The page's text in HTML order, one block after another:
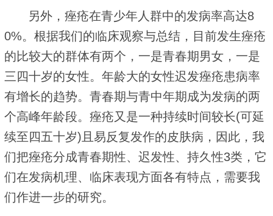
另外，痤疮在青少年人群中的发病率高达8
0%。根据我们的临床观察与总结，目前发生痤疮
的比较大的群体有两个，一是青春期男女，一是
三四十岁的女性。年龄大的女性迟发痤疮患病率
有增长的趋势。青春期与青中年期成为发病的两
个高峰年龄段。痤疮又是一种持续时间较长(可延
续至四五十岁)且易反复发作的皮肤病，因此，我
们把痤疮分成青春期性、迟发性、持久性3类，它
们在发病机理、临床表现方面各有特点，需要我
们作进一步的研究。